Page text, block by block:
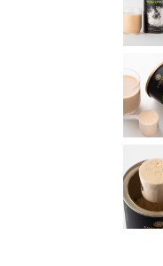
imagens